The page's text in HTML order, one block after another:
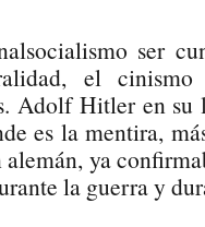
ser
el
Adolf Hitler en
es la mentira,
ya
la guerra y